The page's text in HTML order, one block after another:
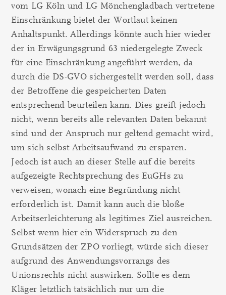
vom LG Köln und LG Mönchengladbach vertretene
Einschränkung bietet der Wortlaut keinen
Anhaltspunkt. Allerdings könnte auch hier wieder
der in Erwägungsgrund 63 niedergelegte Zweck
für eine Einschränkung angeführt werden, da
durch die DS-GVO sichergestellt werden soll, dass
der Betroffene die gespeicherten Daten
entsprechend beurteilen kann. Dies greift jedoch
nicht, wenn bereits alle relevanten Daten bekannt
sind und der Anspruch nur geltend gemacht wird,
um sich selbst Arbeitsaufwand zu ersparen.
Jedoch ist auch an dieser Stelle auf die bereits
aufgezeigte Rechtsprechung des EuGHs zu
verweisen, wonach eine Begründung nicht
erforderlich ist. Damit kann auch die bloße
Arbeitserleichterung als legitimes Ziel ausreichen.
Selbst wenn hier ein Widerspruch zu den
Grundsätzen der ZPO vorliegt, würde sich dieser
aufgrund des Anwendungsvorrangs des
Unionsrechts nicht auswirken. Sollte es dem
Kläger letztlich tatsächlich nur um die